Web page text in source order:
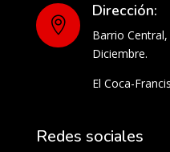

Dirección:
Barrio
Diciembre.
El Coca-
Redes sociales